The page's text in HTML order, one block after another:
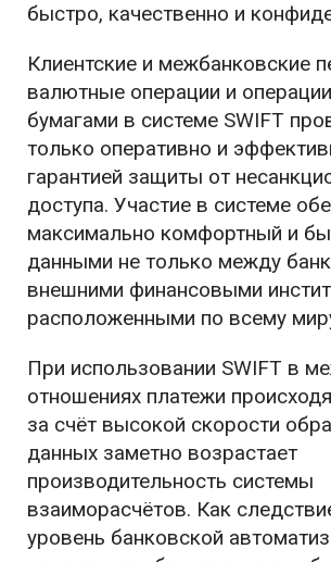
быстро, качественно и
Клиентские и межбанковские
валютные операции и
бумагами в системе SWIFT
только оперативно и
гарантией защиты от
доступа. Участие в системе
максимально комфортный и
данными не только между
внешними финансовыми
расположенными по всему
При использовании SWIFT в
отношениях платежи
за счёт высокой скорости
данных заметно возрастает
производительность системы
взаиморасчётов. Как
уровень банковской